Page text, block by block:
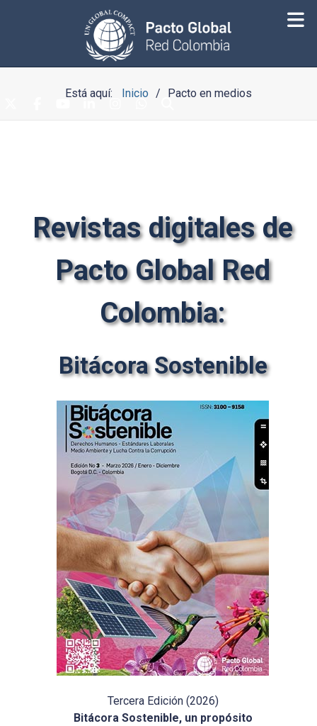
Está aquí: Inicio Pacto en medios
Revistas digitales de
Pacto Global Red
Colombia:
Bitácora Sostenible
Tercera Edición (2026)
Bitácora Sostenible, un propósito